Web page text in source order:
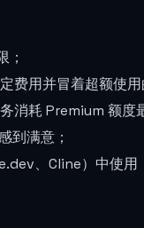
；
费用并冒着超额使用
消耗 Premium 额度
到满意；
、Cline）中使用